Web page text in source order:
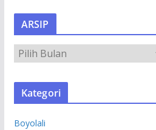
ARSIP
S
Kategori
Boyolali